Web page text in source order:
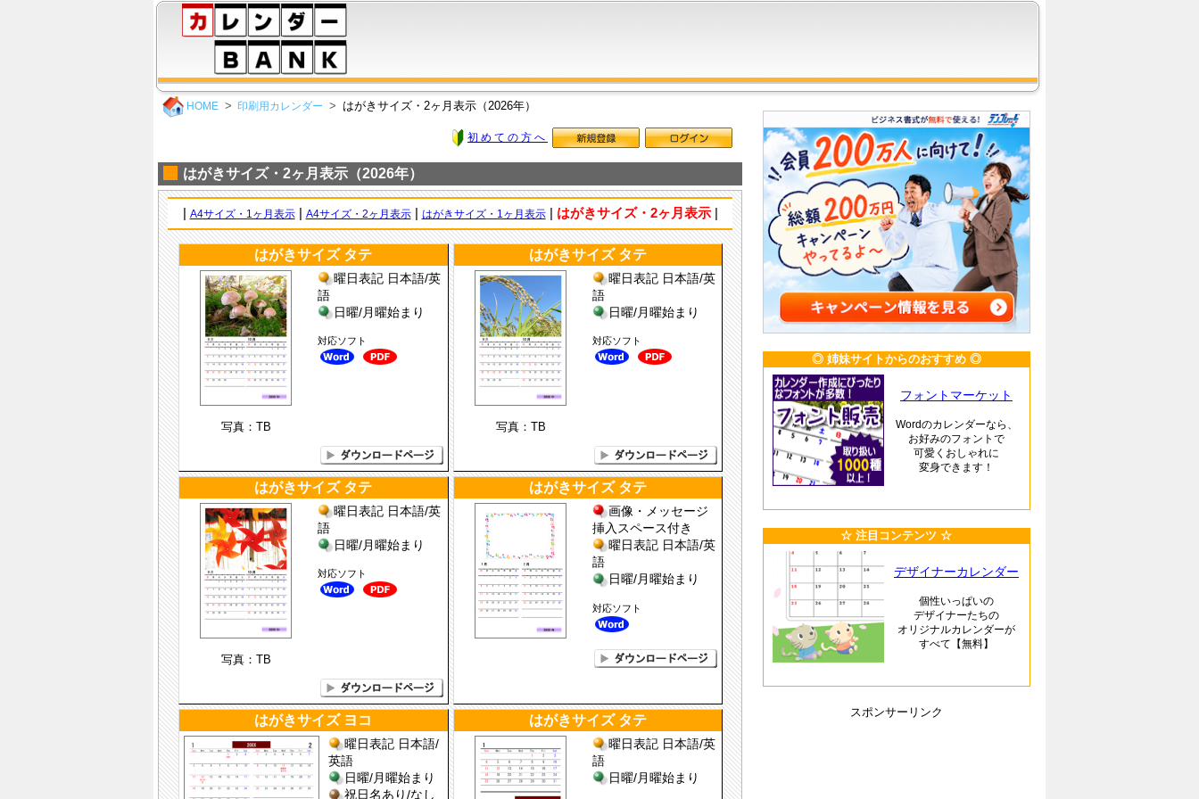
HOME 印刷用カレンダー はがきサイズ・2ヶ月表示（2026年）
初めての方へ
はがきサイズ・2ヶ月表示（2026年）
A4サイズ・1ヶ月表示| A4サイズ・2ヶ月表示| はがきサイズ・1ヶ月表示| はがきサイズ・2ヶ月表示|
はがきサイズ タテ
写真：TB
曜日表記 日本語/英
語
日曜/月曜始まり
対応ソフト
はがきサイズ タテ
写真：TB
曜日表記 日本語/英
語
日曜/月曜始まり
対応ソフト
はがきサイズ タテ
写真：TB
曜日表記 日本語/英
語
日曜/月曜始まり
対応ソフト
はがきサイズ タテ
画像・メッセージ
挿入スペース付き
曜日表記 日本語/英
語
日曜/月曜始まり
対応ソフト
はがきサイズ ヨコ
曜日表記 日本語/
英語
日曜/月曜始まり
祝日名あり/なし
はがきサイズ タテ
曜日表記 日本語/英
語
日曜/月曜始まり
◎ 姉妹サイトからのおすすめ ◎
フォントマーケット
Wordのカレンダーなら、
お好みのフォントで
可愛くおしゃれに
変身できます！
☆ 注目コンテンツ ☆
デザイナーカレンダー
個性いっぱいの
デザイナーたちの
オリジナルカレンダーが
すべて【無料】
スポンサーリンク